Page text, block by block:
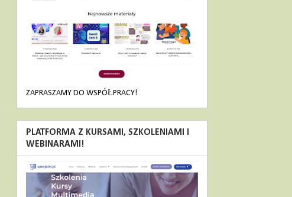
ZAPRASZAMY DO WSPÓŁPRACY!
PLATFORMA Z KURSAMI, SZKOLENIAMI I
WEBINARAMI!